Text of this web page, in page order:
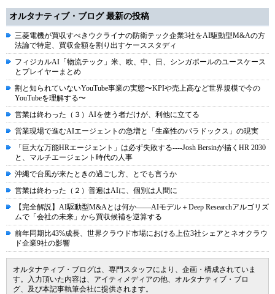
オルタナティブ・ブログ 最新の投稿
三菱電機が買収すべきウクライナの防衛テック企業3社をAI駆動型M&Aの方
法論で特定、買収金額を割り出すケーススタディ
フィジカルAI「物流テック」米、欧、中、日、シンガポールのユースケース
とプレイヤーまとめ
割と知られていないYouTube事業の実態〜KPIや売上高など世界規模で今の
YouTubeを理解する〜
営業は終わった（３）AIを使う者だけが、利他に立てる
営業現場で進むAIエージェントの急増と「生産性のパラドックス」の現実
「巨大な万能HRエージェント」は必ず失敗する----Josh Bersinが描くHR 2030
と、マルチエージェント時代の人事
沖縄で台風が来たときの過ごし方、とでも言うか
営業は終わった（２）普遍はAIに、個別は人間に
【完全解説】AI駆動型M&Aとは何か――AIモデル＋Deep Researchアルゴリズ
ムで「会社の未来」から買収候補を逆算する
前年同期比43%成長、世界クラウド市場における上位3社シェアとネオクラウ
ド企業9社の影響
オルタナティブ・ブログは、専門スタッフにより、企画・構成されていま
す。入力頂いた内容は、アイティメディアの他、オルタナティブ・ブロ
グ、及び本記事執筆会社に提供されます。